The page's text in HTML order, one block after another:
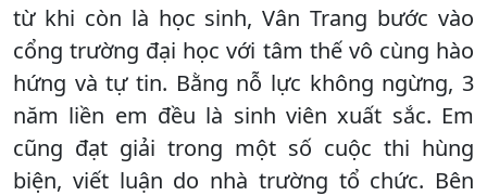
từ khi còn là học sinh, Vân Trang bước vào
cổng trường đại học với tâm thế vô cùng hào
hứng và tự tin. Bằng nỗ lực không ngừng, 3
năm liền em đều là sinh viên xuất sắc. Em
cũng đạt giải trong một số cuộc thi hùng
biện, viết luận do nhà trường tổ chức. Bên